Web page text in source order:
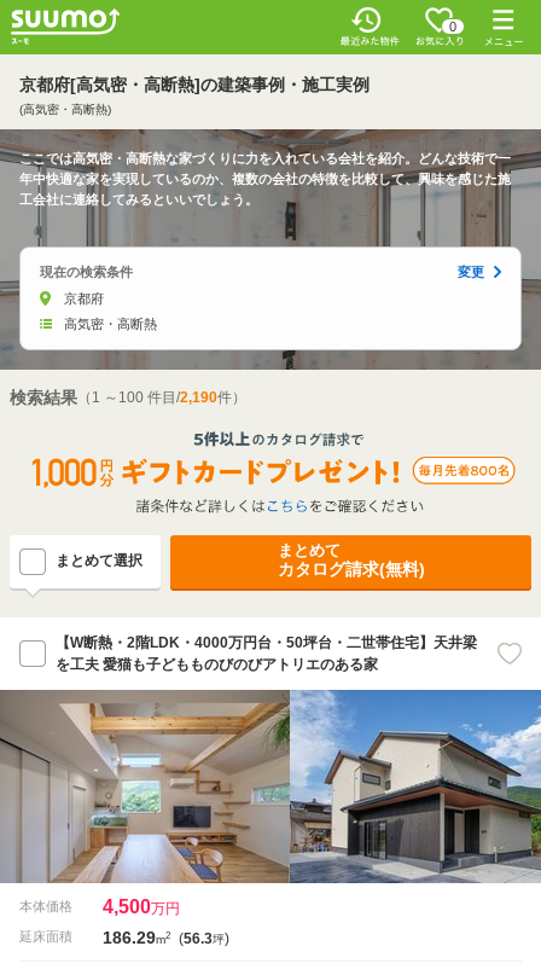
0
京都府[高気密・高断熱]の建築事例・施工実例
(高気密・高断熱)
ここでは高気密・高断熱な家づくりに力を入れている会社を紹介。どんな技術で一
年中快適な家を実現しているのか、複数の会社の特徴を比較して、興味を感じた施
工会社に連絡してみるといいでしょう。
現在の検索条件
変更
京都府
高気密・高断熱
検索結果 （1 ～100 件目/2,190件）
まとめて選択
まとめて
カタログ請求(無料)
【W断熱・2階LDK・4000万円台・50坪台・二世帯住宅】天井梁
を工夫 愛猫も子どもものびのびアトリエのある家
本体価格 4,500万円
延床面積 186.29m2 (56.3坪)